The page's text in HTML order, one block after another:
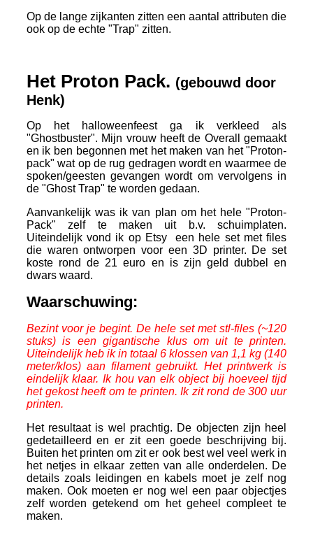
Op de lange zijkanten zitten een aantal attributen die
ook op de echte "Trap" zitten.
Het Proton Pack. (gebouwd door
Henk)
Op het halloweenfeest ga ik verkleed als
"Ghostbuster". Mijn vrouw heeft de Overall gemaakt
en ik ben begonnen met het maken van het "Proton-
pack" wat op de rug gedragen wordt en waarmee de
spoken/geesten gevangen wordt om vervolgens in
de "Ghost Trap" te worden gedaan.
Aanvankelijk was ik van plan om het hele "Proton-
Pack" zelf te maken uit b.v. schuimplaten.
Uiteindelijk vond ik op Etsy een hele set met files
die waren ontworpen voor een 3D printer. De set
koste rond de 21 euro en is zijn geld dubbel en
dwars waard.
Waarschuwing:
Bezint voor je begint. De hele set met stl-files (~120
stuks) is een gigantische klus om uit te printen.
Uiteindelijk heb ik in totaal 6 klossen van 1,1 kg (140
meter/klos) aan filament gebruikt. Het printwerk is
eindelijk klaar. Ik hou van elk object bij hoeveel tijd
het gekost heeft om te printen. Ik zit rond de 300 uur
printen.
Het resultaat is wel prachtig. De objecten zijn heel
gedetailleerd en er zit een goede beschrijving bij.
Buiten het printen om zit er ook best wel veel werk in
het netjes in elkaar zetten van alle onderdelen. De
details zoals leidingen en kabels moet je zelf nog
maken. Ook moeten er nog wel een paar objectjes
zelf worden getekend om het geheel compleet te
maken.